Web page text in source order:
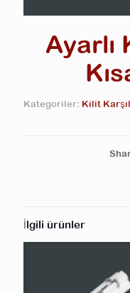
Ayarlı
Kategoriler: Kilit
İlgili ürünler